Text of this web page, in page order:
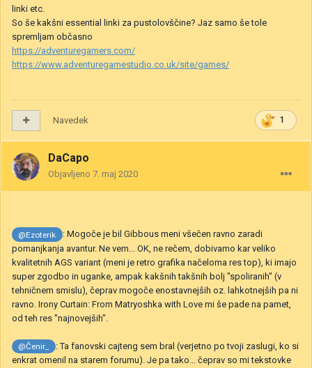
linki etc.
So še kakšni essential linki za pustolovščine? Jaz samo še tole
spremljam občasno
https://adventuregamers.com/
https://www.adventuregamestudio.co.uk/site/games/
1
Navedek
DaCapo
Objavljeno 7. maj 2020
@Ezoterik : Mogoče je bil Gibbous meni všečen ravno zaradi
pomanjkanja avantur. Ne vem... OK, ne rečem, dobivamo kar veliko
kvalitetnih AGS variant (meni je retro grafika načeloma res top), ki imajo
super zgodbo in uganke, ampak kakšnih takšnih bolj "spoliranih" (v
tehničnem smislu), čeprav mogoče enostavnejših oz. lahkotnejših pa ni
ravno. Irony Curtain: From Matryoshka with Love mi še pade na pamet,
od teh res "najnovejših".
@Čenir_
: Ta fanovski cajteng sem bral (verjetno po tvoji zaslugi, ko si
enkrat omenil na starem forumu). Je pa tako... čeprav so mi tekstovke